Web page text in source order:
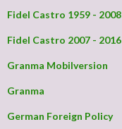
Fidel Castro 1959 - 2008
Fidel Castro 2007 - 2016
Granma Mobilversion
Granma
German Foreign Policy